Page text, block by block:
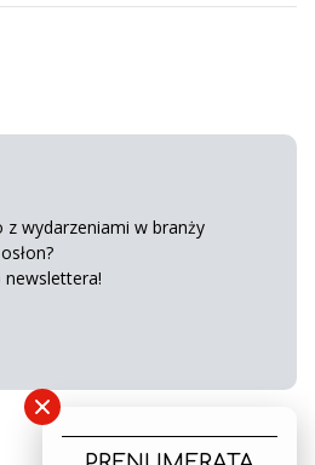
z wydarzeniami w branży
newslettera!
×